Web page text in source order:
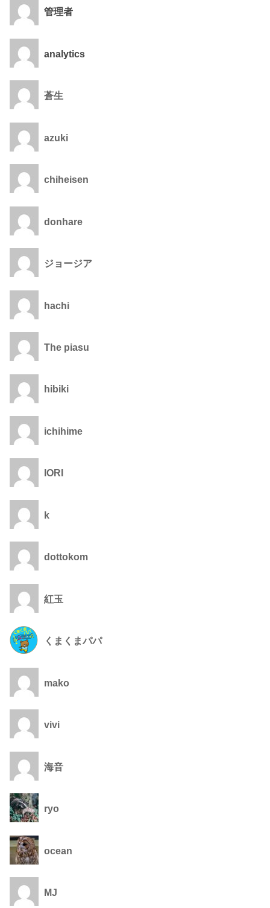
管理者
analytics
蒼生
azuki
chiheisen
donhare
ジョージア
hachi
The piasu
hibiki
ichihime
IORI
k
dottokom
紅玉
くまくまパパ
mako
vivi
海音
ryo
ocean
MJ